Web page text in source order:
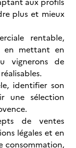
plus et mieux
rentable,
en mettant en
vignerons de
identifier son
une sélection
de ventes
légales et en
consommation,